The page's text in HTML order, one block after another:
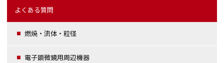
よくある質問
燃焼・流体・粒径
電子顕微鏡用周辺機器